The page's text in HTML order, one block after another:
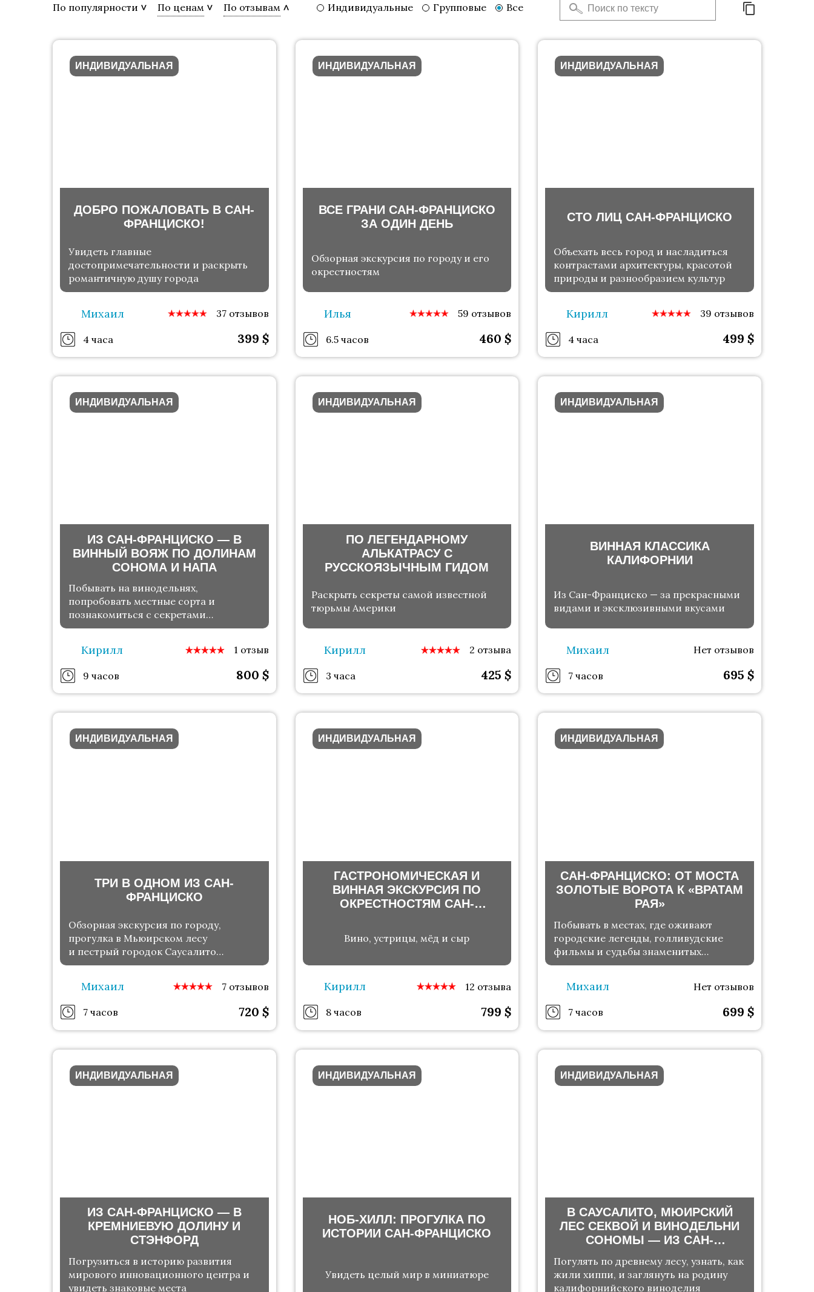
По популярности По ценам По отзывам Индивидуальные Групповые Все
ИНДИВИДУАЛЬНАЯ
ДОБРО ПОЖАЛОВАТЬ В САН-
ФРАНЦИСКО!
Увидеть главные
достопримечательности и раскрыть
романтичную душу города
Михаил 37 отзывов
4 часа 399 $
ИНДИВИДУАЛЬНАЯ
ВСЕ ГРАНИ САН-ФРАНЦИСКО
ЗА ОДИН ДЕНЬ
Обзорная экскурсия по городу и его
окрестностям
Илья 59 отзывов
6.5 часов 460$
ИНДИВИДУАЛЬНАЯ
СТО ЛИЦ САН-ФРАНЦИСКО
Объехать весь город и насладиться
контрастами архитектуры, красотой
природы и разнообразием культур
Кирилл 39 отзывов
4 часа 499 $
ИНДИВИДУАЛЬНАЯ
ИЗ САН-ФРАНЦИСКО — В
ВИННЫЙ ВОЯЖ ПО ДОЛИНАМ
СОНОМА И НАПА
Побывать на винодельнях,
попробовать местные сорта и
познакомиться с секретами
производства (18+)
Кирилл 1 отзыв
9 часов 800 $
ИНДИВИДУАЛЬНАЯ
ПО ЛЕГЕНДАРНОМУ
АЛЬКАТРАСУ С
РУССКОЯЗЫЧНЫМ ГИДОМ
Раскрыть секреты самой известной
тюрьмы Америки
Кирилл 2 отзыва
3 часа 425$
ИНДИВИДУАЛЬНАЯ
ВИННАЯ КЛАССИКА
КАЛИФОРНИИ
Из Сан-Франциско — за прекрасными
видами и эксклюзивными вкусами
Михаил Нет отзывов
7 часов 695 $
ИНДИВИДУАЛЬНАЯ
ТРИ В ОДНОМ ИЗ САН-
ФРАНЦИСКО
Обзорная экскурсия по городу,
прогулка в Мьюирском лесу
и пестрый городок Саусалито
на берегу океана
Михаил 7 отзывов
7 часов 720 $
ИНДИВИДУАЛЬНАЯ
ГАСТРОНОМИЧЕСКАЯ И
ВИННАЯ ЭКСКУРСИЯ ПО
ОКРЕСТНОСТЯМ САН-
Вино, устрицы, мёд и сыр
Кирилл 12 отзыва
8 часов 799$
ИНДИВИДУАЛЬНАЯ
САН-ФРАНЦИСКО: ОТ МОСТА
ЗОЛОТЫЕ ВОРОТА К «ВРАТАМ
РАЯ»
Побывать в местах, где оживают
городские легенды, голливудские
фильмы и судьбы знаменитых
жителей
Михаил Нет отзывов
7 часов 699 $
ИНДИВИДУАЛЬНАЯ
ИЗ САН-ФРАНЦИСКО — В
КРЕМНИЕВУЮ ДОЛИНУ И
СТЭНФОРД
Погрузиться в историю развития
мирового инновационного центра и
увидеть знаковые места
ИНДИВИДУАЛЬНАЯ
НОБ-ХИЛЛ: ПРОГУЛКА ПО
ИСТОРИИ САН-ФРАНЦИСКО
Увидеть целый мир в миниатюре
ИНДИВИДУАЛЬНАЯ
В САУСАЛИТО, МЮИРСКИЙ
ЛЕС СЕКВОЙ И ВИНОДЕЛЬНИ
СОНОМЫ — ИЗ САН-
Погулять по древнему лесу, узнать, как
жили хиппи, и заглянуть на родину
калифорнийского виноделия